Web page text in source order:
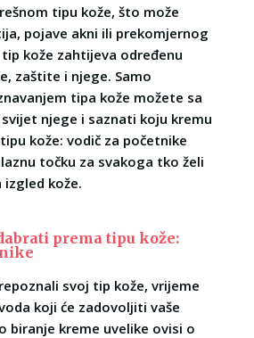
tipu kože, što može
pojave akni ili prekomjernog
tip kože zahtijeva određenu
zaštite i njege. Samo
tipa kože možete sa
njege i saznati koju kremu
kože: vodič za početnike
točku za svakoga tko želi
izgled kože.
prema tipu kože:
svoj tip kože, vrijeme
koji će zadovoljiti vaše
biranje kreme uvelike ovisi o